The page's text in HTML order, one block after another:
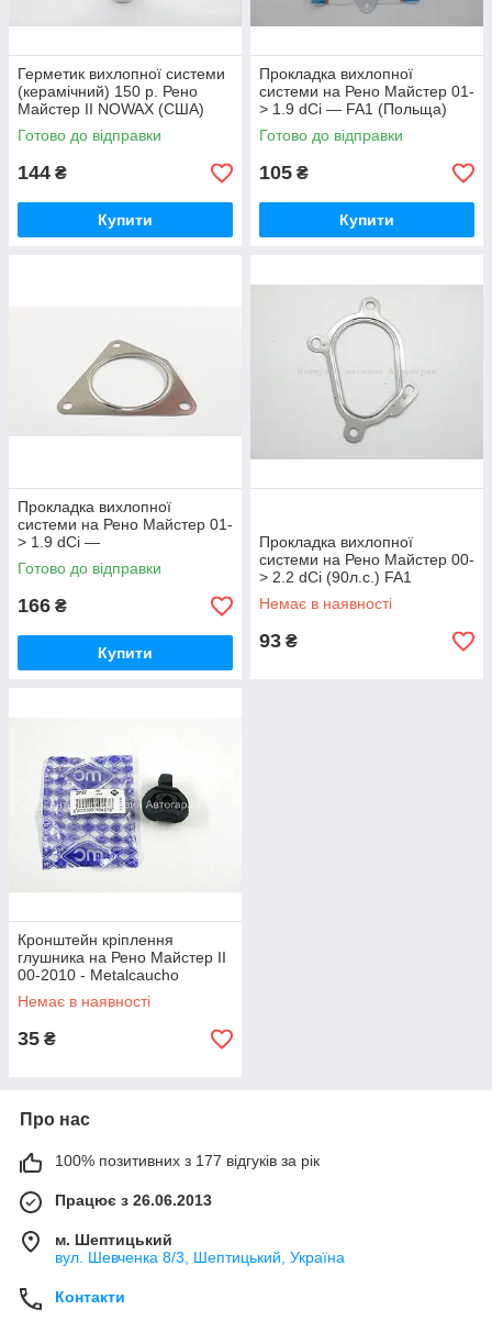
Герметик вихлопної системи
(керамічний) 150 р. Рено
Майстер II NOWAX (США)
NX13215
Готово до відправки
144 ₴
Купити
Прокладка вихлопної
системи на Рено Майстер 01-
> 1.9 dCi — FA1 (Польща)
220916
Готово до відправки
105 ₴
Купити
Прокладка вихлопної
системи на Рено Майстер 01-
> 1.9 dCi —
RENAULT(Франція)77004235
72
Готово до відправки
166 ₴
Купити
Прокладка вихлопної
системи на Рено Майстер 00-
> 2.2 dCi (90л.с.) FA1
(Польща) 120937
Немає в наявності
93 ₴
Кронштейн кріплення
глушника на Рено Майстер II
00-2010 - Metalcaucho
(Ипания) MC2722
Немає в наявності
35 ₴
Про нас
100% позитивних з 177 відгуків за рік
Працює з 26.06.2013
м. Шептицький
вул. Шевченка 8/3, Шептицький, Україна
Контакти